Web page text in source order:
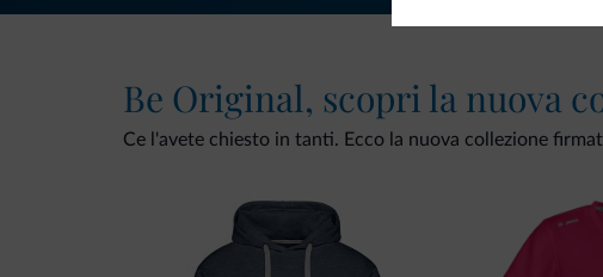
Be Original, scopri la nuova
Ce l'avete chiesto in tanti. Ecco la nuova collezione